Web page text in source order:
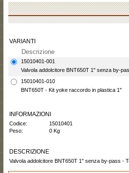
VARIANTI
Descrizione
15010401-001
Valvola addolcitore BNT650T 1" senza by-
15010401-010
BNT650T - Kit yoke raccordo in plastica 1"
INFORMAZIONI
Codice:
15010401
Peso:
0 Kg
DESCRIZIONE
Valvola addolcitore BNT650T 1" senza by-pass -